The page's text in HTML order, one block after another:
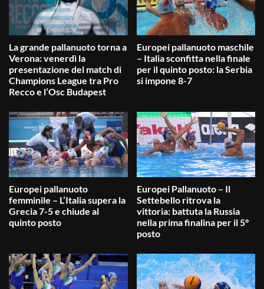
La grande pallanuoto torna a
Verona: venerdì la
presentazione del match di
Champions League tra Pro
Recco e l’Osc Budapest
Europei pallanuoto maschile
– Italia sconfitta nella finale
per il quinto posto: la Serbia
si impone 8-7
Europei pallanuoto
femminile – L’Italia supera la
Grecia 7-5 e chiude al
quinto posto
Europei Pallanuoto – Il
Settebello ritrova la
vittoria: battuta la Russia
nella prima finalina per il 5°
posto